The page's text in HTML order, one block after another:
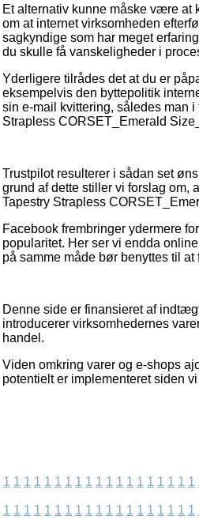
Et alternativ kunne måske være
om at internet virksomheden
sagkyndige som har meget
du skulle få vanskeligheder i
Yderligere tilrådes det at du er
eksempelvis den byttepolitik
sin e-mail kvittering, således man
Strapless CORSET_Emerald
Trustpilot resulterer i sådan set
grund af dette stiller vi forslag om,
Tapestry Strapless
Facebook frembringer ydermere
popularitet. Her ser vi endda
på samme måde bør benyttes til
Denne side er finansieret af
introducerer virksomhedernes
handel.
Viden omkring varer og e-shops
potentielt er implementeret siden
1 1 1 1 1 1 1 1 1 1 1 1 1 1 1 1 1 1 1
1 1 1 1 1 1 1 1 1 1 1 1 1 1 1 1 1 1 1